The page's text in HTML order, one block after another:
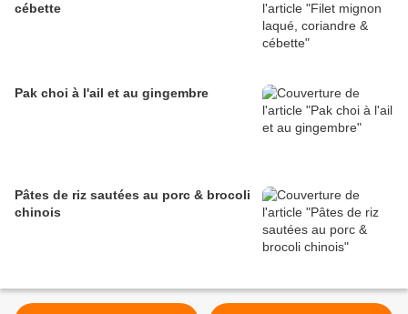
cébette
Pak choi à l'ail et au gingembre
Pâtes de riz sautées au porc & brocoli
chinois